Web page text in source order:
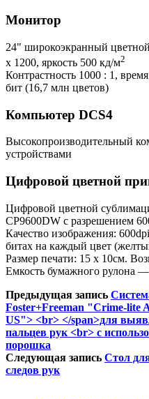
Монитор
24" широкоэкранный
х 1200, яркость 500 кд/м2
Контрастность 1000 : 1,
бит (16,7 млн цветов)
Компьютер DCS4
Высокопроизводительный
устройствами
Цифровой цветной
Цифровой цветной
CP9600DW с разрешением
Качество изображения:
битах на каждый цвет
Размер печати: 15 х 10см.
Емкость бумажного рулона
Предыдущая запись
Foster+Freeman "Crime-lite
US"> <br> </span>для
пальцев рук <br> с
порошка
Следующая запись Стол
следов рук